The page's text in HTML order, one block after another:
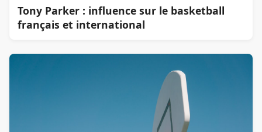
Tony Parker : influence sur le basketball
français et international